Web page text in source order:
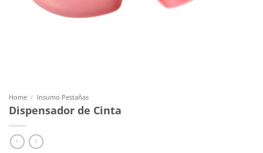
Home / Insumo Pestañas
Dispensador de Cinta